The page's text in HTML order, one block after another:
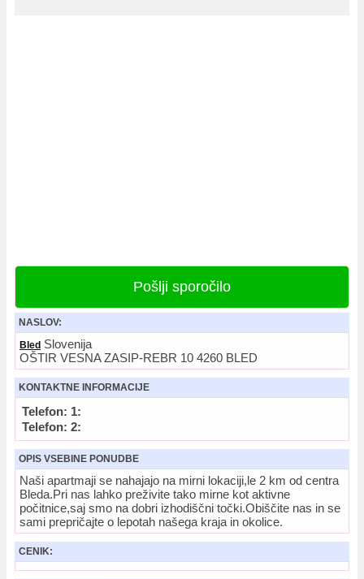
Pošlji sporočilo
NASLOV:
Bled Slovenija
OŠTIR VESNA ZASIP-REBR 10 4260 BLED
KONTAKTNE INFORMACIJE
Telefon: 1:
Telefon: 2:
OPIS VSEBINE PONUDBE
Naši apartmaji se nahajajo na mirni lokaciji,le 2 km od centra
Bleda.Pri nas lahko preživite tako mirne kot aktivne
počitnice,saj smo na dobri izhodiščni točki.Obiščite nas in se
sami prepričajte o lepotah našega kraja in okolice.
CENIK: